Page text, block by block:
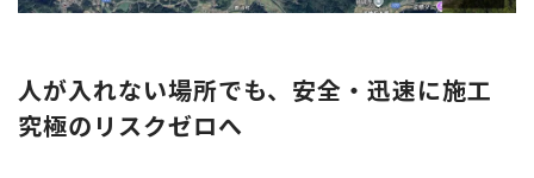
人が入れない場所でも、安全・迅速に施工
究極のリスクゼロへ